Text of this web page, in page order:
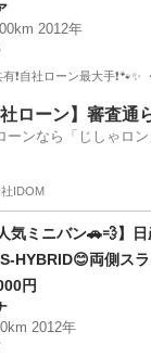
2012年
❗️自社ローン最大手
ア オトロン
社ローン】審査通
ーンなら「じしゃロ
IDOM
人気ミニバン🚗💨】
HYBRID😊両側ス
ーにおすすめの一台☝️
円
2012年